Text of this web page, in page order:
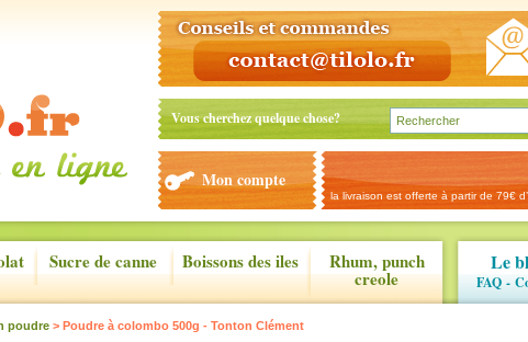
Vous cherchez quelque chose?
la livraison est offerte à partir de 79€
Mon compte
Sucre de canne Boissons des iles Rhum, punch
creole
Le
FAQ -
poudre > Poudre à colombo 500g - Tonton Clément